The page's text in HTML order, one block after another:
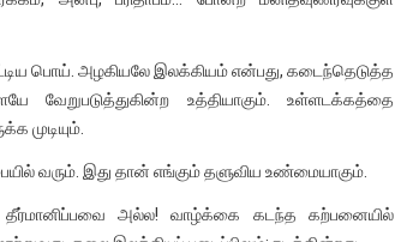
பொய். அழகியலே இலக்கியம் என்பது, கடைந்தெடுத்த
உத்தியாகும். உள்ளடக்கத்தை
முடியும்.
வரும். இது தான் எங்கும் தளுவிய உண்மையாகும்.
தீர்மானிப்பவை அல்ல! வாழ்க்கை கடந்த கற்பனையில்